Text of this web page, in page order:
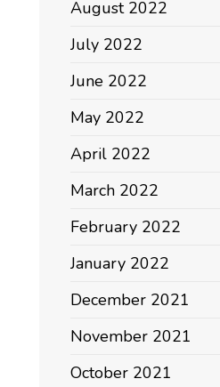
August 2022
July 2022
June 2022
May 2022
April 2022
March 2022
February 2022
January 2022
December 2021
November 2021
October 2021